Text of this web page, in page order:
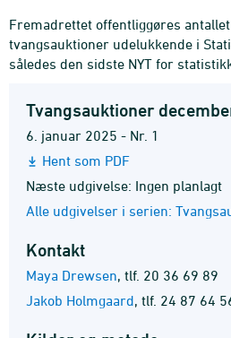
Fremadrettet offentliggøres
tvangsauktioner udelukkende i
således den sidste NYT for
Tvangsauktioner
6. januar 2025 - Nr. 1
Hent som PDF
Næste udgivelse: Ingen planlagt
Alle udgivelser i serien:
Kontakt
Maya Drewsen, tlf. 20 36 69 89
Jakob Holmgaard, tlf. 24 87 64